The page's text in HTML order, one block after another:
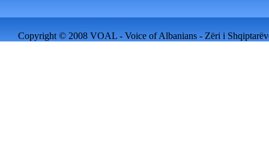
Copyright © 2008 VOAL - Voice of Albanians - Zëri i